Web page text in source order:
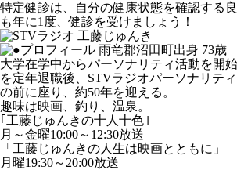
特定健診は、自分の健康状態を確認する
も年に1度、健診を受けましょう！
雨竜郡沼田町出身 73歳
大学在学中からパーソナリティ活動を開
を定年退職後、STVラジオパーソナリテ
の前に座り、約50年を迎える。
趣味は映画、釣り、温泉。
｢工藤じゅんきの十人十色｣
月～金曜10:00～12:30放送
「工藤じゅんきの人生は映画とともに」
月曜19:30～20:00放送